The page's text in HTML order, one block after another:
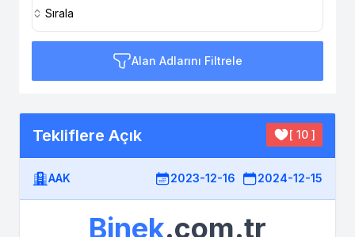
Sırala
Alan Adlarını Filtrele
Tekliflere Açık [ 10 ]
AAK 2023-12-16 2024-12-15
Binek.com.tr